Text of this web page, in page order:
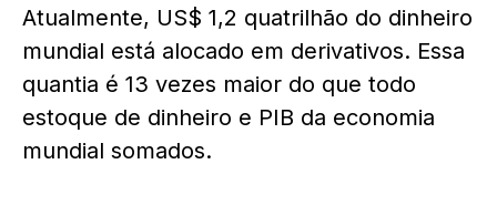
Atualmente, US$ 1,2 quatrilhão do dinheiro
mundial está alocado em derivativos. Essa
quantia é 13 vezes maior do que todo
estoque de dinheiro e PIB da economia
mundial somados.